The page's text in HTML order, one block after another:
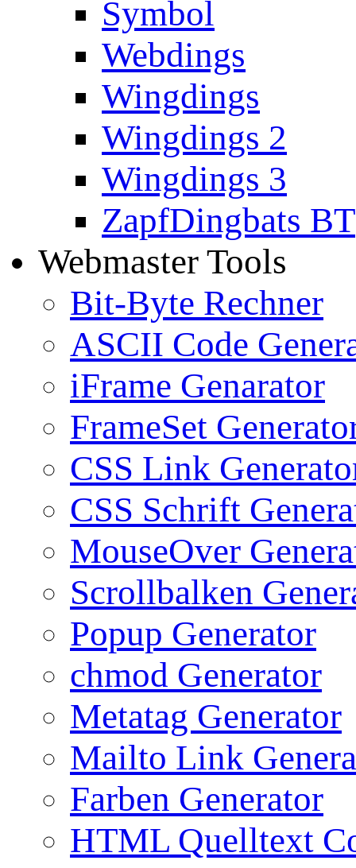
Symbol
Webdings
Wingdings
Wingdings 2
Wingdings 3
ZapfDingbats BT
Webmaster Tools
Bit-Byte Rechner
ASCII Code
iFrame Genarator
FrameSet
CSS Link
CSS Schrift
MouseOver
Scrollbalken
Popup Generator
chmod Generator
Metatag Generator
Mailto Link
Farben Generator
HTML Quelltext